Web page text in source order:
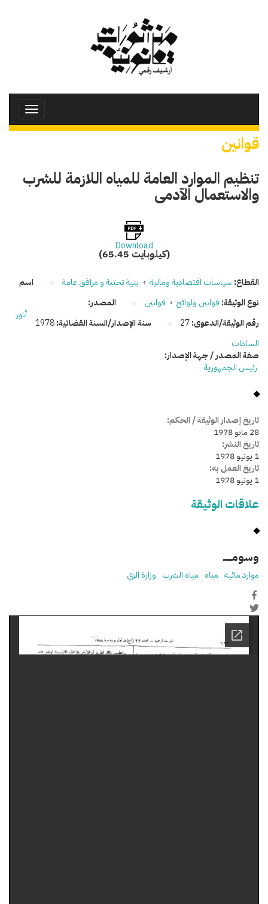
Toggle
قوانين
تنظيم الموارد العامة للمياه اللازمة للشرب
والاستعمال الآدمى
Download
(65.45 كيلوبايت)
القطاع: سياسات اقتصادية ومالية › بنية تحتية و مرافق عامة
نوع الوثيقة: قوانين ولوائح › قوانين
رقم الوثيقة/الدعوى:27 سنة الإصدار/السنة القضائية:1978
اسم
المصدر:
أنور
السادات
صفة المصدر / جهة الإصدار:
رئيس الجمهورية
تاريخ إصدار الوثيقة / الحكم:
28 مايو 1978
تاريخ النشر:
1 يونيو 1978
تاريخ العمل به:
1 يونيو 1978
علاقات الوثيقة
وسومـــــ
موارد مائية مياه مياه الشرب وزارة الري